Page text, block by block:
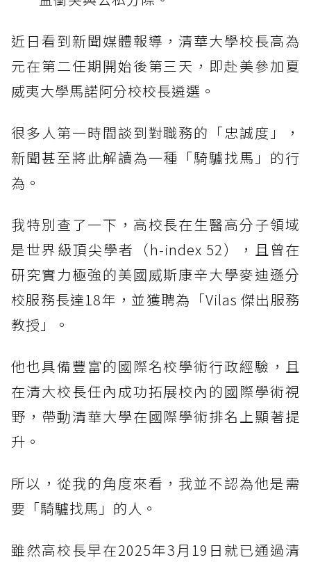
近日看到新聞媒體報導，清華大學校長高為
元在第二任期開始後第三天，即赴美參加夏
威夷大學馬諾阿分校校長遴選。
很多人第一時間談到對職務的「忠誠度」，
新聞甚至將此解讀為一種「騎驢找馬」的行
為。
我特別查了一下，高校長在生醫高分子領域
是世界級頂尖學者（h-index 52），且曾在
研究實力極強的美國威斯康辛大學麥迪遜分
校服務長達18年，並獲聘為「Vilas 傑出服務
教授」。
他也具備豐富的國際名校學術行政經驗，且
在清大校長任內成功拓展校內的國際學術視
野，帶動清華大學在國際學術排名上顯著提
升。
所以，從我的角度來看，我並不認為他是需
要「騎驢找馬」的人。
雖然高校長早在2025年3月19日就已通過清